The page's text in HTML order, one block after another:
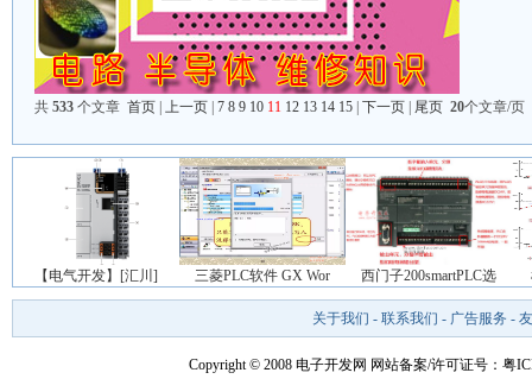
共 533 个文章 首页 上一页 7 8 9 10 11 12 13 14 15 下一页 尾页 20个文章/页
【电气开发】[汇川] 三菱PLC软件 GX Wor 西门子200smartPLC选
关于我们 - 联系我们 - 广告服务 -
Copyright © 2008 电子开发网 网站备案/许可证号：粤